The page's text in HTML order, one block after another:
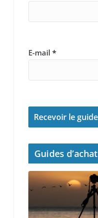
E-mail *
Guides d’achat